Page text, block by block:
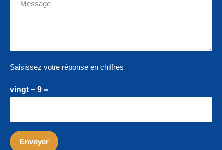
Saisissez votre réponse en chiffres
vingt − 9 =